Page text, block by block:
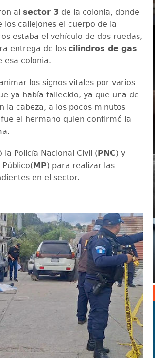
al sector 3 de la colonia, donde
los callejones el cuerpo de la
estaba el vehículo de dos ruedas,
entrega de los cilindros de gas
esa colonia.
los signos vitales por varios
ya había fallecido, ya que una de
la cabeza, a los pocos minutos
el hermano quien confirmó la
Policía Nacional Civil (PNC) y
MP) para realizar las
en el sector.